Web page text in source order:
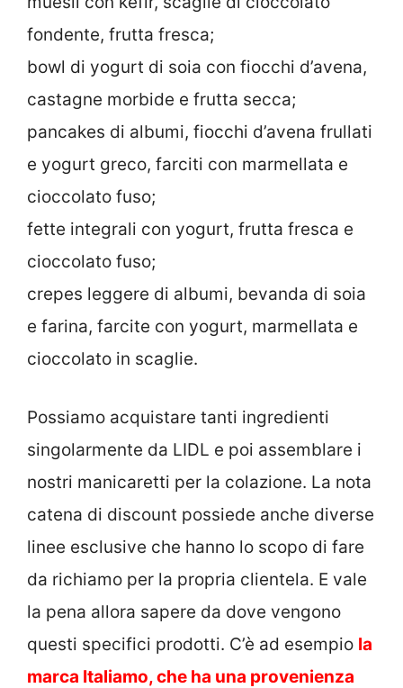
fondente, frutta fresca;
bowl di yogurt di soia con fiocchi d’avena,
castagne morbide e frutta secca;
pancakes di albumi, fiocchi d’avena frullati
e yogurt greco, farciti con marmellata e
cioccolato fuso;
fette integrali con yogurt, frutta fresca e
cioccolato fuso;
crepes leggere di albumi, bevanda di soia
e farina, farcite con yogurt, marmellata e
cioccolato in scaglie.
Possiamo acquistare tanti ingredienti
singolarmente da LIDL e poi assemblare i
nostri manicaretti per la colazione. La nota
catena di discount possiede anche diverse
linee esclusive che hanno lo scopo di fare
da richiamo per la propria clientela. E vale
la pena allora sapere da dove vengono
questi specifici prodotti. C’è ad esempio la
marca Italiamo, che ha una provenienza